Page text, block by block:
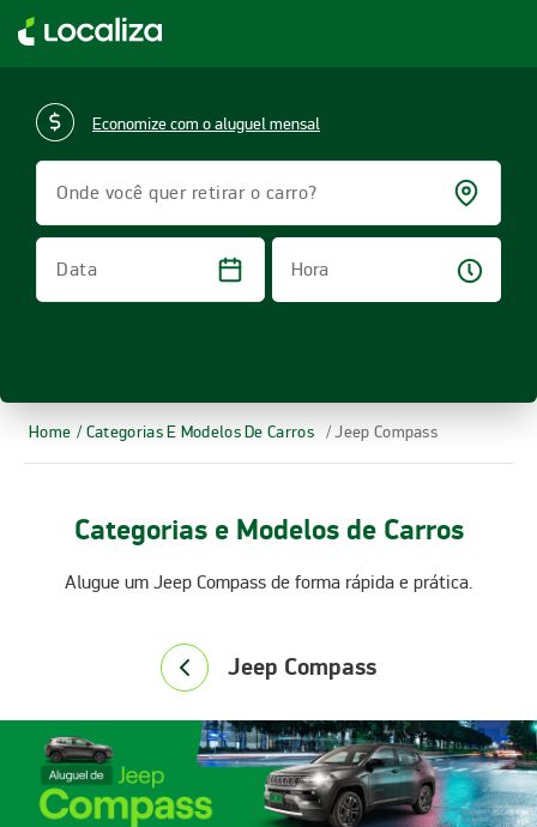
LOCALIZA ALUGUEL DE CARROS | LOCALIZA
Onde você quer retirar o carro?
Data
Hora
Economize com o aluguel mensal
Home / Categorias E Modelos De Carros / Jeep Compass
Categorias e Modelos de Carros
Alugue um Jeep Compass de forma rápida e prática.
Jeep Compass